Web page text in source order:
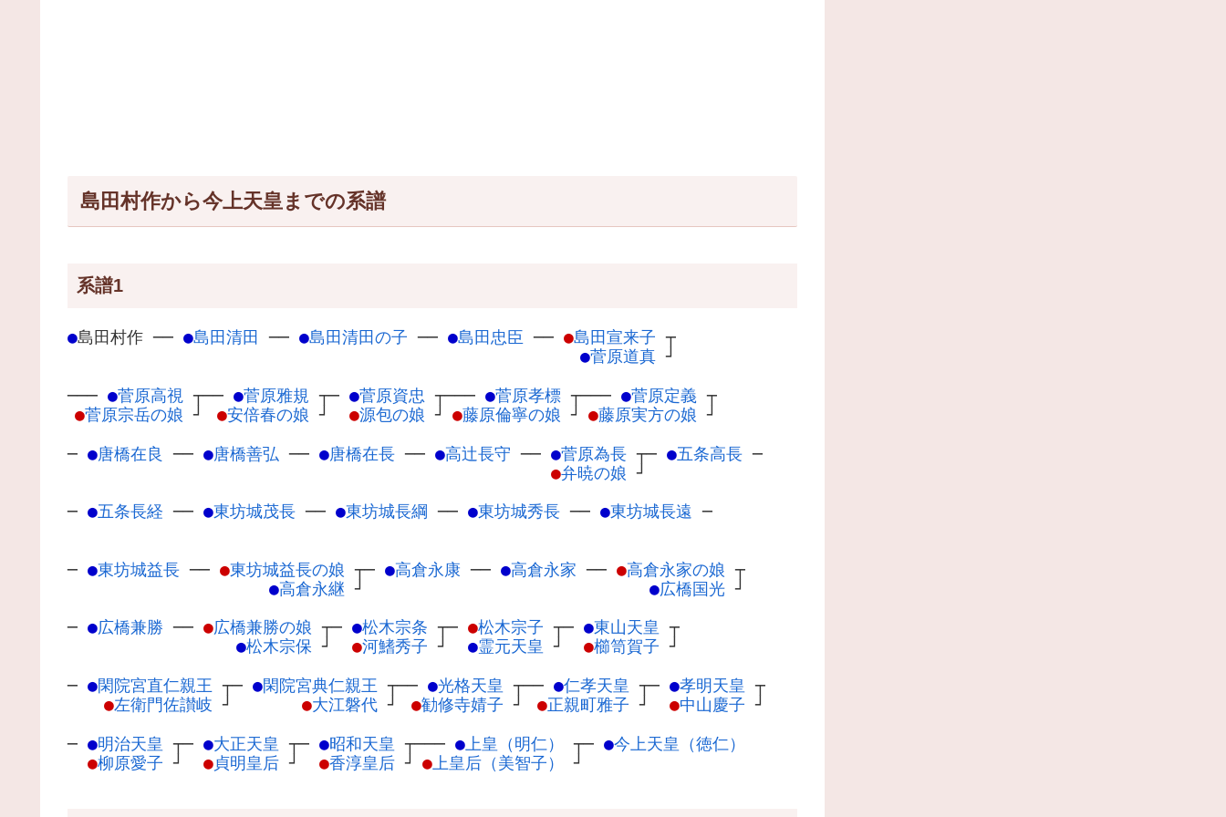
島田村作から今上天皇までの系譜
系譜1
●島田村作 ── ●島田清田 ── ●島田清田の子 ── ●島田忠臣 ── ●島田宣来子 ┬
●菅原道真 ┘
─── ●菅原高視 ┬
●菅原宗岳の娘 ┘
── ●菅原雅規
┬
●安倍春の娘 ┘
─ ●菅原資忠 ┬
●源包の娘 ┘
─── ●菅原孝標 ┬
●藤原倫寧の娘 ┘
─── ●菅原定義 ┬
●藤原実方の娘 ┘
─ ●唐橋在良 ── ●唐橋善弘 ── ●唐橋在長 ── ●高辻長守 ── ●菅原為長 ┬
●弁暁の娘 ┘
─ ●五条高長 ─
─ ●五条長経 ── ●東坊城茂長 ── ●東坊城長綱 ── ●東坊城秀長 ── ●東坊城長遠 ─
─ ●東坊城益長 ── ●東坊城益長の娘 ┬
●高倉永継 ┘
─ ●高倉永康 ── ●高倉永家 ── ●高倉永家の娘 ┬
●広橋国光 ┘
─ ●広橋兼勝 ── ●広橋兼勝の娘 ┬
●松木宗保 ┘
─ ●松木宗条 ┬
●河鰭秀子 ┘
─ ●松木宗子 ┬
●霊元天皇 ┘
─ ●東山天皇 ┬
●櫛笥賀子 ┘
─ ●閑院宮直仁親王 ┬
●左衛門佐讃岐 ┘
─ ●閑院宮典仁親王 ┬
●大江磐代 ┘
── ●光格天皇 ┬
●勧修寺婧子 ┘
── ●仁孝天皇 ┬
●正親町雅子 ┘
─ ●孝明天皇 ┬
●中山慶子 ┘
─ ●明治天皇 ┬
●柳原愛子 ┘
─ ●大正天皇 ┬
●貞明皇后 ┘
─ ●昭和天皇 ┬
●香淳皇后 ┘
─── ● 上皇（明仁）
┬
● 上皇后（美智子） ┘
─ ●今上天皇（徳仁）